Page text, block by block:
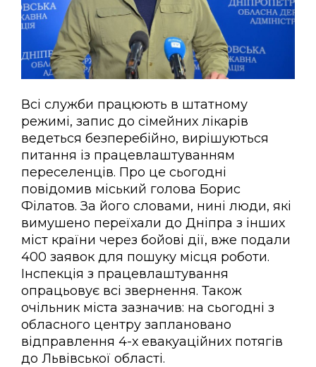
Всі служби працюють в штатному
режимі, запис до сімейних лікарів
ведеться безперебійно, вирішуються
питання із працевлаштуванням
переселенців. Про це сьогодні
повідомив міський голова Борис
Філатов. За його словами, нині люди, які
вимушено переїхали до Дніпра з інших
міст країни через бойові дії, вже подали
400 заявок для пошуку місця роботи.
Інспекція з працевлаштування
опрацьовує всі звернення. Також
очільник міста зазначив: на сьогодні з
обласного центру заплановано
відправлення 4-х евакуаційних потягів
до Львівської області.